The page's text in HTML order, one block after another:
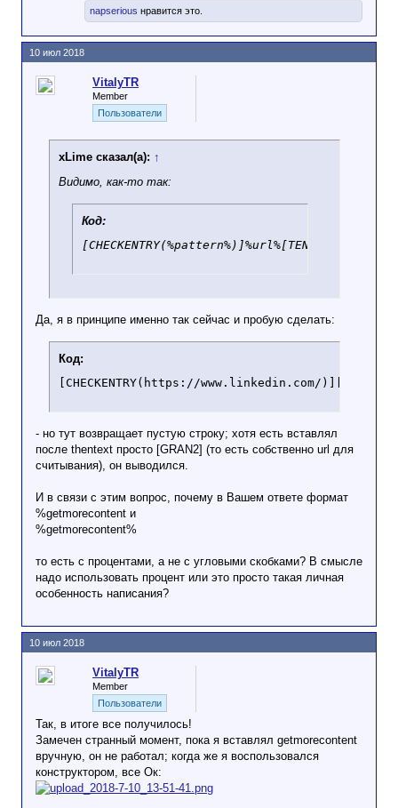
napserious нравится это.
VitalyTR
Member
Пользователи
xLime сказал(а): ↑
Видимо, как-то так:
Код:
Да, я в принципе именно так сейчас и пробую сделать:
Код:
[CHECKENTRY(https://www.linkedin.com/
- но тут возвращает пустую строку; хотя есть вставлял
после thentext просто [GRAN2] (то есть собственно url для
считывания), он выводился.
И в связи с этим вопрос, почему в Вашем ответе формат
%getmorecontent и
%getmorecontent%
то есть с процентами, а не с угловыми скобками? В смысле
надо использовать процент или это просто такая личная
особенность написания?
10 июл 2018
VitalyTR
Member
Пользователи
Так, в итоге все получилось!
Замечен странный момент, пока я вставлял getmorecontent
вручную, он не работал; когда же я воспользовался
конструктором, все Ок:
10 июл 2018